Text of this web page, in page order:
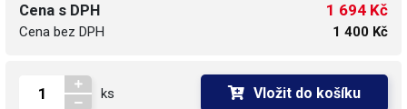
Cena s DPH
Cena bez DPH
1 694 Kč
1 400 Kč
ks Vložit do košíku